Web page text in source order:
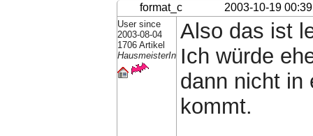
format_c 2003-10-19 00:39
User since
2003-08-04
1706 Artikel
HausmeisterIn
Also das ist
Ich würde
dann nicht in
kommt.